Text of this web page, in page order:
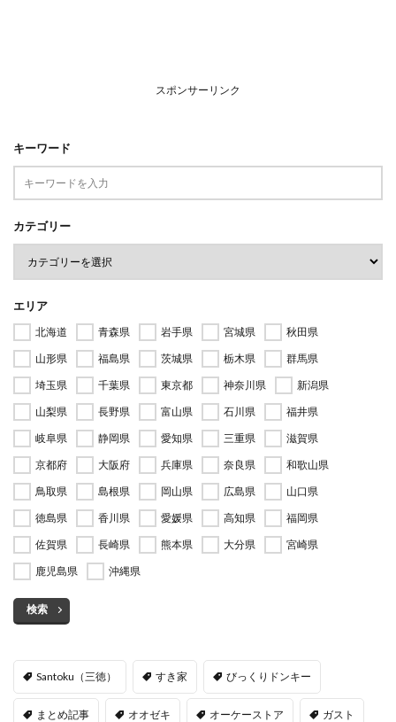
スポンサーリンク
キーワード
カテゴリー
エリア
北海道 青森県 岩手県 宮城県
秋田県
山形県
福島県 茨城県 栃木県
群馬県
埼玉県
千葉県 東京都 神奈川県
新潟県
山梨県
長野県 富山県 石川県
福井県
岐阜県
静岡県 愛知県 三重県
滋賀県
京都府
大阪府 兵庫県 奈良県
和歌山県
鳥取県
島根県 岡山県 広島県
山口県
徳島県
香川県 愛媛県 高知県
福岡県
佐賀県
長崎県 熊本県 大分県
宮崎県
鹿児島県
沖縄県
検索
Santoku（三徳） すき家 びっくりドンキー
まとめ記事 オオゼキ オーケーストア ガスト